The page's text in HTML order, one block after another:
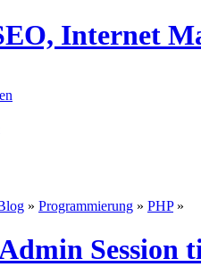
Internet
» Programmierung » PHP»
Session